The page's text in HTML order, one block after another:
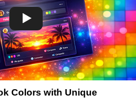
Colors with Unique